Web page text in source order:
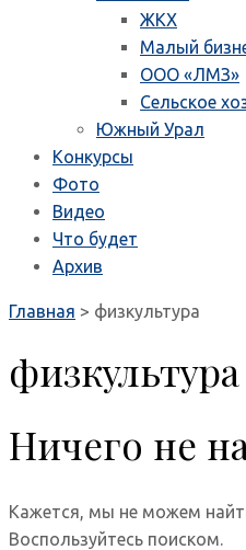
ЖКХ
Малый
ООО «ЛМЗ»
Сельское
Южный Урал
Конкурсы
Фото
Видео
Что будет
Архив
Главная > физкультура
физкультура
Ничего не
Кажется, мы не можем
Воспользуйтесь поиском.